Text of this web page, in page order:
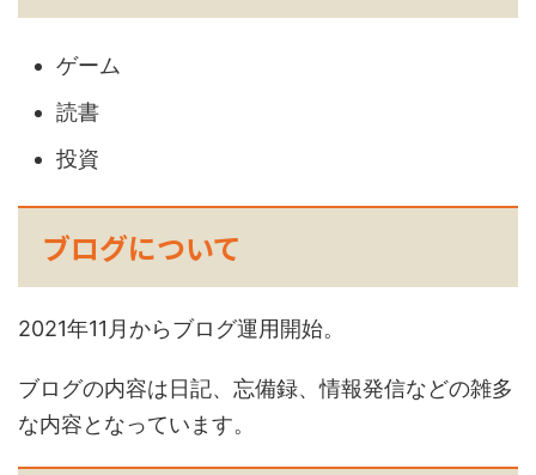
ゲーム
読書
投資
ブログについて
2021年11月からブログ運用開始。
ブログの内容は日記、忘備録、情報発信などの雑多
な内容となっています。